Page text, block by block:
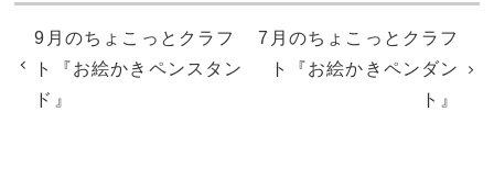
9月のちょこっとクラフ
ト『お絵かきペンスタン
ド』
7月のちょこっとクラフ
ト『お絵かきペンダン
ト』